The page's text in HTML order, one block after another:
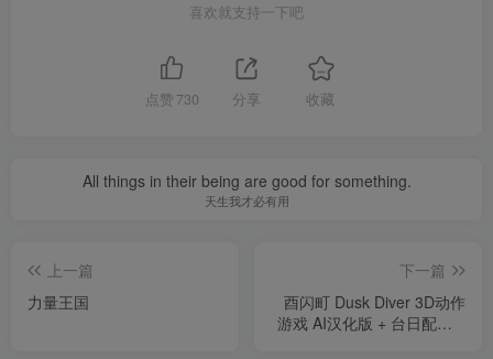
喜欢就支持一下吧
点赞 730 分享 收藏
All things in their being are good for something.
天生我才必有用
上一篇
力量王国
下一篇
酉闪町 Dusk Diver 3D动作
游戏 AI汉化版 + 台日配音 +